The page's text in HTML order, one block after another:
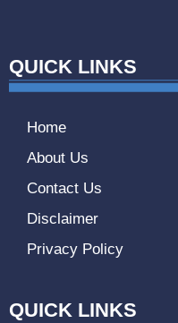
QUICK LINKS
Home
About Us
Contact Us
Disclaimer
Privacy Policy
QUICK LINKS